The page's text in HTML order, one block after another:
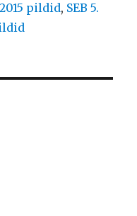
pildid, SEB 5.